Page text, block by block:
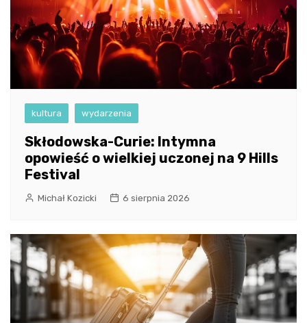
kultura wydarzenia
Skłodowska-Curie: Intymna
opowieść o wielkiej uczonej na 9 Hills
Festival
Michał Kozicki 6 sierpnia 2026